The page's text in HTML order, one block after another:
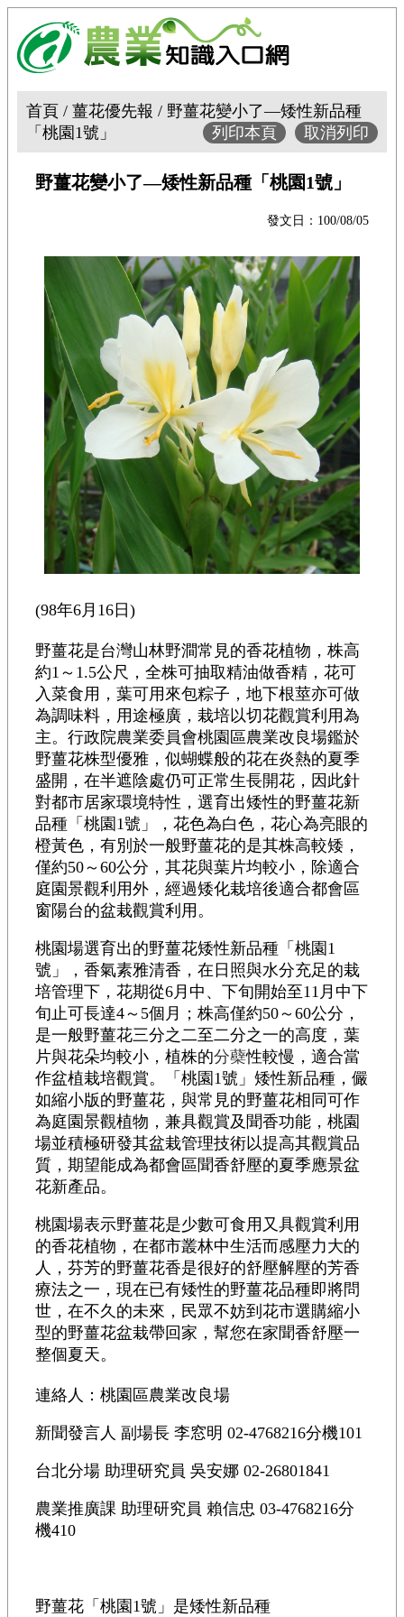
首頁 / 薑花優先報 / 野薑花變小了—矮性新品種
「桃園1號」
取消列印
列印本頁
野薑花變小了—矮性新品種「桃園1號」
發文日：100/08/05
(98年6月16日)
野薑花是台灣山林野澗常見的香花植物，株高
約1～1.5公尺，全株可抽取精油做香精，花可
入菜食用，葉可用來包粽子，地下根莖亦可做
為調味料，用途極廣，栽培以切花觀賞利用為
主。行政院農業委員會桃園區農業改良場鑑於
野薑花株型優雅，似蝴蝶般的花在炎熱的夏季
盛開，在半遮陰處仍可正常生長開花，因此針
對都市居家環境特性，選育出矮性的野薑花新
品種「桃園1號」，花色為白色，花心為亮眼的
橙黃色，有別於一般野薑花的是其株高較矮，
僅約50～60公分，其花與葉片均較小，除適合
庭園景觀利用外，經過矮化栽培後適合都會區
窗陽台的盆栽觀賞利用。
桃園場選育出的野薑花矮性新品種「桃園1
號」，香氣素雅清香，在日照與水分充足的栽
培管理下，花期從6月中、下旬開始至11月中下
旬止可長達4～5個月；株高僅約50～60公分，
是一般野薑花三分之二至二分之一的高度，葉
片與花朵均較小，植株的分蘗性較慢，適合當
作盆植栽培觀賞。「桃園1號」矮性新品種，儼
如縮小版的野薑花，與常見的野薑花相同可作
為庭園景觀植物，兼具觀賞及聞香功能，桃園
場並積極研發其盆栽管理技術以提高其觀賞品
質，期望能成為都會區聞香舒壓的夏季應景盆
花新產品。
桃園場表示野薑花是少數可食用又具觀賞利用
的香花植物，在都市叢林中生活而感壓力大的
人，芬芳的野薑花香是很好的舒壓解壓的芳香
療法之一，現在已有矮性的野薑花品種即將問
世，在不久的未來，民眾不妨到花市選購縮小
型的野薑花盆栽帶回家，幫您在家聞香舒壓一
整個夏天。
連絡人：桃園區農業改良場
新聞發言人 副場長 李窓明 02-4768216分機101
台北分場 助理研究員 吳安娜 02-26801841
農業推廣課 助理研究員 賴信忠 03-4768216分
機410
野薑花「桃園1號」是矮性新品種